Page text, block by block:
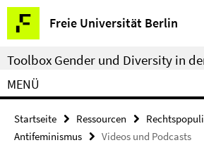
Springe
direkt
zu
Inhalt
Freie Universität Berlin
Service-
Navigation
Toolbox Gender und Diversity in
MENÜ
Startseite Ressourcen
Antifeminismus
Videos und Podcasts